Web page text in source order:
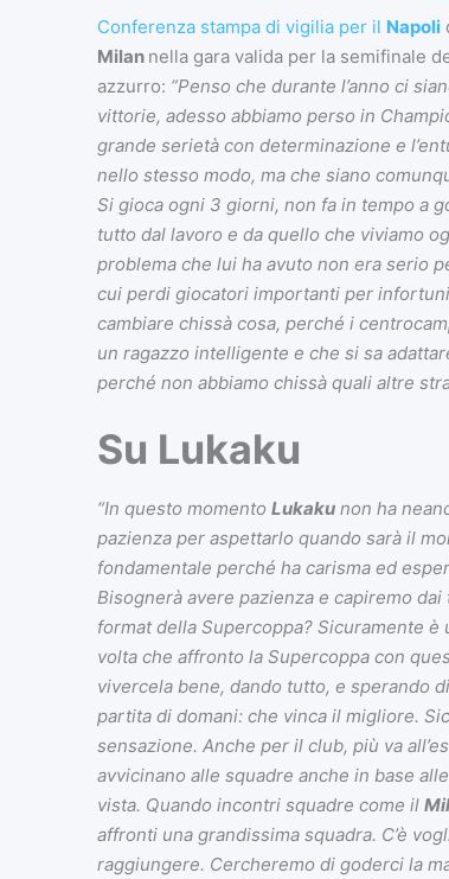
Conferenza stampa di vigilia per il Napoli
Milan nella gara valida per la semifinale
azzurro: “Penso che durante l’anno ci
vittorie, adesso abbiamo perso in
grande serietà con determinazione e
nello stesso modo, ma che siano
Si gioca ogni 3 giorni, non fa in tempo a
tutto dal lavoro e da quello che viviamo
problema che lui ha avuto non era serio
cui perdi giocatori importanti per
cambiare chissà cosa, perché i
un ragazzo intelligente e che si sa
perché non abbiamo chissà quali altre
Su Lukaku
“In questo momento Lukakunon ha
pazienza per aspettarlo quando sarà il
fondamentale perché ha carisma ed
Bisognerà avere pazienza e capiremo
format della Supercoppa? Sicuramente
volta che affronto la Supercoppa con
vivercela bene, dando tutto, e sperando
partita di domani: che vinca il migliore.
sensazione. Anche per il club, più va
avvicinano alle squadre anche in base
vista. Quando incontri squadre come il
affronti una grandissima squadra. C’è
raggiungere. Cercheremo di goderci la